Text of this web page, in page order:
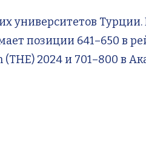
университетов
позиции 641–650 в
2024 и 701–800 в